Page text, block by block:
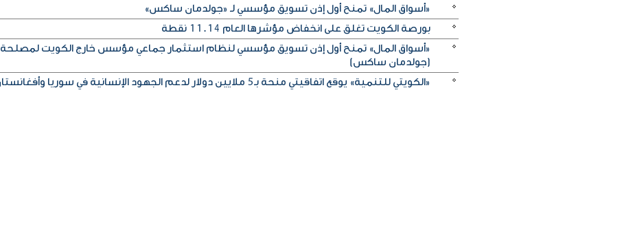
«أسواق المال» تمنح أول إذن تسويق مؤسسي لـ «جولدمان ساكس»
بورصة الكويت تغلق على انخفاض مؤشرها العام 11.14 نقطة
«أسواق المال» تمنح أول إذن تسويق مؤسسي لنظام استثمار جماعي مؤسس خارج الكويت لمصلحة
(جولدمان ساكس)
«الكويتي للتنمية» يوقع اتفاقيتي منحة بـ5 ملايين دولار لدعم الجهود الإنسانية في سوريا وأفغانستان